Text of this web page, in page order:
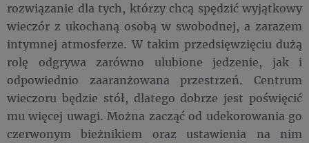
rozwiązanie dla tych, którzy chcą spędzić wyjątkowy
wieczór z ukochaną osobą w swobodnej, a zarazem
intymnej atmosferze. W takim przedsięwzięciu dużą
rolę odgrywa zarówno ulubione jedzenie, jak i
odpowiednio zaaranżowana przestrzeń. Centrum
wieczoru będzie stół, dlatego dobrze jest poświęcić
mu więcej uwagi. Można zacząć od udekorowania go
czerwonym bieżnikiem oraz ustawienia na nim